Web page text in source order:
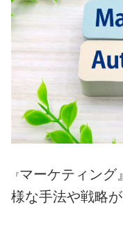
『マーケティング
様な手法や戦略が